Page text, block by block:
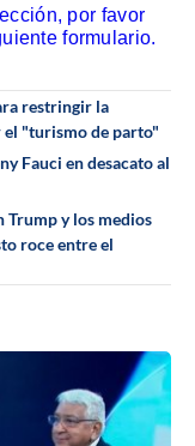
por favor
formulario.
restringir la
"turismo de parto"
Fauci en desacato al
y los medios
roce entre el